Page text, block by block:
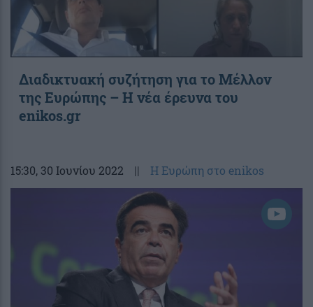
Διαδικτυακή συζήτηση για το Μέλλον
της Ευρώπης – Η νέα έρευνα του
enikos.gr
15:30, 30 Ιουνίου 2022 || Η Ευρώπη στο enikos